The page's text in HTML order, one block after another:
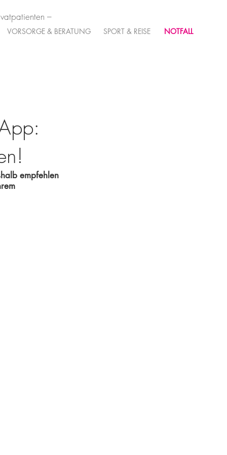
VORSORGE & BERATUNG SPORT & REISE NOTFALL
–
empfehlen